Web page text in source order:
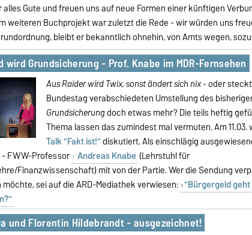
Gute und freuen uns auf neue Formen einer künftigen
weiteren Buchprojekt war zuletzt die Rede - wir würden uns
bleibt er bekanntlich ohnehin, von Amts wegen,
wird Grundsicherung - Prof. Knabe im MDR-Fernsehen
Aus Raider wird Twix, sonst ändert sich nix - oder
Bundestag verabschiedeten Umstellung des
Grundsicherungdoch etwas mehr? Die teils heftig
Thema lassen das zumindest mal vermuten. Am
Talk "Fakt ist!"diskutiert. Als einschlägig
FWW-Professor Andreas Knabe (Lehrstuhl für
Finanzwissenschaft) mit von der Partie. Wer die Sendung
sei auf die ARD-Mediathek verwiesen: "Bürgergeld
und Florentin Hildebrandt - ausgezeichnet!